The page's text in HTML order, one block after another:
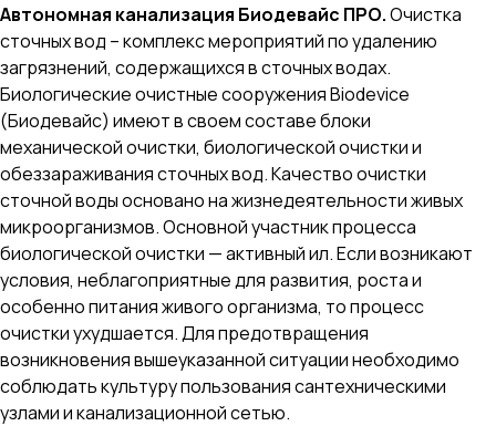
Автономная канализация Биодевайс ПРО.Очистка
сточных вод – комплекс мероприятий по удалению
загрязнений, содержащихся в сточных водах.
Биологические очистные сооружения Biodevice
(Биодевайс) имеют в своем составе блоки
механической очистки, биологической очистки и
обеззараживания сточных вод. Качество очистки
сточной воды основано на жизнедеятельности живых
микроорганизмов. Основной участник процесса
биологической очистки — активный ил. Если возникают
условия, неблагоприятные для развития, роста и
особенно питания живого организма, то процесс
очистки ухудшается. Для предотвращения
возникновения вышеуказанной ситуации необходимо
соблюдать культуру пользования сантехническими
узлами и канализационной сетью.